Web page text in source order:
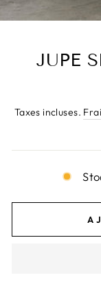
JUPE
Taxes incluses.